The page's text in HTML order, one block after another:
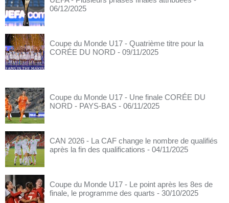
06/12/2025
Coupe du Monde U17 - Quatrième titre pour la
CORÉE DU NORD - 09/11/2025
Coupe du Monde U17 - Une finale CORÉE DU
NORD - PAYS-BAS - 06/11/2025
CAN 2026 - La CAF change le nombre de qualifiés
après la fin des qualifications - 04/11/2025
Coupe du Monde U17 - Le point après les 8es de
finale, le programme des quarts - 30/10/2025